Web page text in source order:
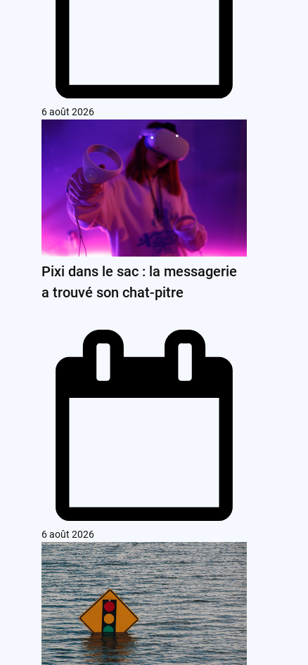
6 août 2026
Pixi dans le sac : la messagerie
a trouvé son chat-pitre
6 août 2026